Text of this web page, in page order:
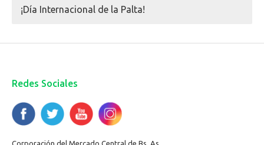
¡Día Internacional de la Palta!
Redes Sociales